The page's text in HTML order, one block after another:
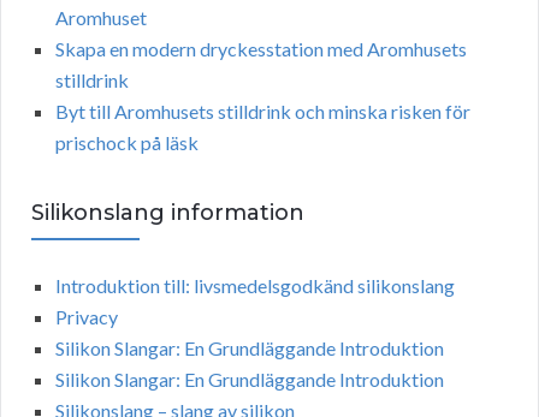
Aromhuset
Skapa en modern dryckesstation med Aromhusets
stilldrink
Byt till Aromhusets stilldrink och minska risken för
prischock på läsk
Silikonslang information
Introduktion till: livsmedelsgodkänd silikonslang
Privacy
Silikon Slangar: En Grundläggande Introduktion
Silikon Slangar: En Grundläggande Introduktion
Silikonslang – slang av silikon